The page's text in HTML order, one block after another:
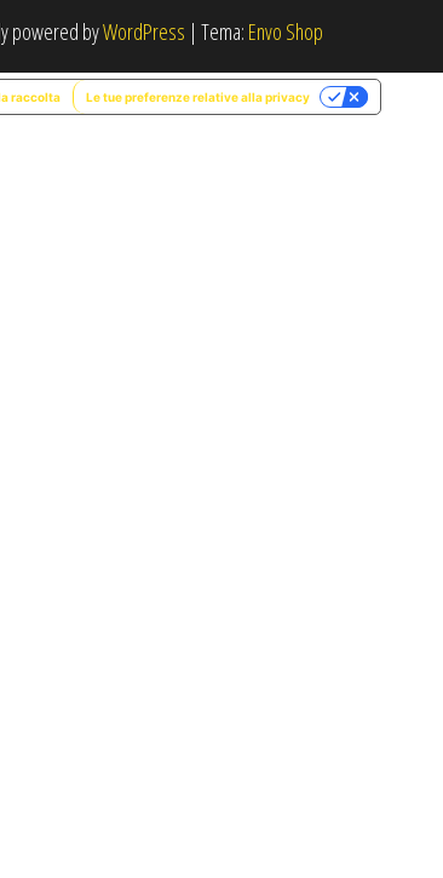
powered byWordPress | Tema: Envo Shop
raccolta Le tue preferenze relative alla privacy